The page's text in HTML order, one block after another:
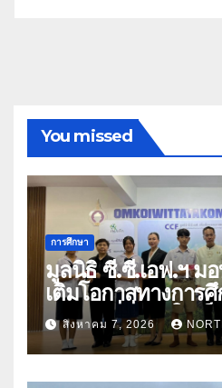
You missed
การศึกษา
มูลนิธิ ซี.ซี.เอฟ.ฯ ม
เติมโอกาสทางการ
อนาคตที่มั่นคงให้เด็
ด้อยโอกาส
สิงหาคม 7, 2026